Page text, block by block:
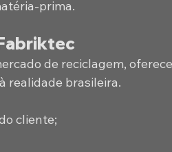
prima.
de reciclagem,
realidade brasileira.
cliente;